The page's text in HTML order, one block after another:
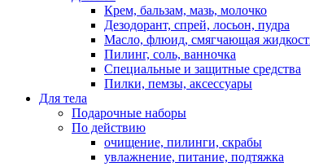
Крем, бальзам, мазь, молочко
Дезодорант, спрей, лосьон, пудра
Масло, флюид, смягчающая
Пилинг, соль, ванночка
Специальные и защитные средства
Пилки, пемзы, аксессуары
Для тела
Подарочные наборы
По действию
очищение, пилинги, скрабы
увлажнение, питание, подтяжка